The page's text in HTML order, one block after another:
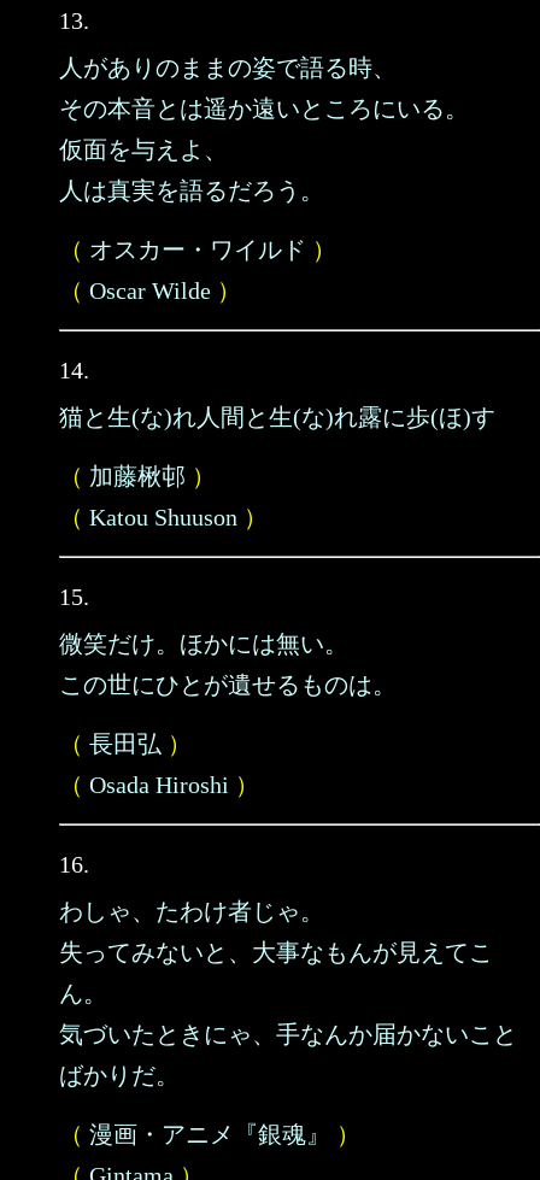
13.
人がありのままの姿で語る時、
その本音とは遥か遠いところにいる。
仮面を与えよ、
人は真実を語るだろう。
（ オスカー・ワイルド ）
（ Oscar Wilde ）
14.
猫と生(な)れ人間と生(な)れ露に歩(ほ)す
（ 加藤楸邨 ）
（ Katou Shuuson ）
15.
微笑だけ。ほかには無い。
この世にひとが遺せるものは。
（ 長田弘 ）
（ Osada Hiroshi ）
16.
わしゃ、たわけ者じゃ。
失ってみないと、大事なもんが見えてこ
ん。
気づいたときにゃ、手なんか届かないこと
ばかりだ。
（ 漫画・アニメ『銀魂』
）